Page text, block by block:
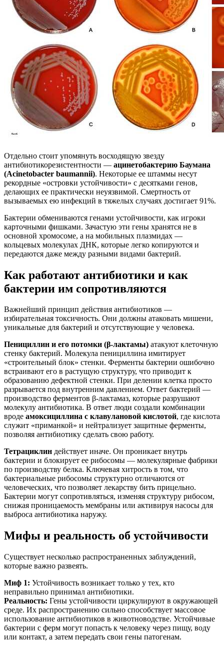
Отдельно стоит упомянуть восходящую звезду
антибиотикорезистентности — ацинетобактерию Баумана
(Acinetobacter baumannii). Некоторые ее штаммы несут
рекордные «островки устойчивости» с десятками генов,
делающих ее практически неуязвимой. Смертность от
вызываемых ею инфекций в тяжелых случаях достигает 91%.
Бактерии обмениваются генами устойчивости, как игроки
карточными фишками. Зачастую эти гены хранятся не в
основной хромосоме, а на мобильных плазмидах —
кольцевых молекулах ДНК, которые легко копируются и
передаются даже между разными видами бактерий.
Как работают антибиотики и как
бактерии им сопротивляются
Важнейший принцип действия антибиотиков —
избирательная токсичность. Они должны атаковать мишени,
уникальные для бактерий и отсутствующие у человека.
Пенициллин и его потомки (β-лактамы) атакуют клеточную
стенку бактерий. Молекула пенициллина имитирует
«строительный блок» стенки. Ферменты бактерии ошибочно
встраивают его в растущую структуру, что приводит к
образованию дефектной стенки. При делении клетка просто
разрывается под внутренним давлением. Ответ бактерий —
производство ферментов β-лактамаз, которые разрушают
молекулу антибиотика. В ответ люди создали комбинации
вроде амоксициллина с клавулановой кислотой, где кислота
служит «приманкой» и нейтрализует защитные ферменты,
позволяя антибиотику сделать свою работу.
Тетрациклин действует иначе. Он проникает внутрь
бактерии и блокирует ее рибосомы — молекулярные фабрики
по производству белка. Ключевая хитрость в том, что
бактериальные рибосомы структурно отличаются от
человеческих, что позволяет лекарству бить прицельно.
Бактерии могут сопротивляться, изменяя структуру рибосом,
снижая проницаемость мембраны или активируя насосы для
выброса антибиотика наружу.
Мифы и реальность об устойчивости
Существует несколько распространенных заблуждений,
которые важно развеять.
Миф 1: Устойчивость возникает только у тех, кто
неправильно принимал антибиотики.
Реальность: Гены устойчивости циркулируют в окружающей
среде. Их распространению сильно способствует массовое
использование антибиотиков в животноводстве. Устойчивые
бактерии с ферм могут попасть к человеку через пищу, воду
или контакт, а затем передать свои гены патогенам.